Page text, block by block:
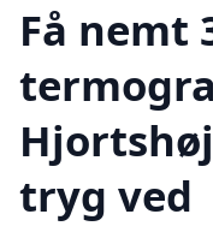
Få nemt
tryg ved